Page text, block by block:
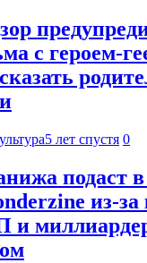
c героем-
5 лет спустя 0
подаст в
из-за
и